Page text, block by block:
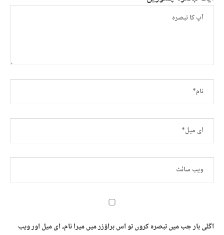
اگلی بار جب میں تبصرہ کروں تو اس براؤزر میں میرا نام، ای میل اور ویب